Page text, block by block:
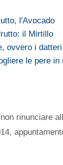
l'Avocado
il Mirtillo
ovvero i
le pere in
rinunciare